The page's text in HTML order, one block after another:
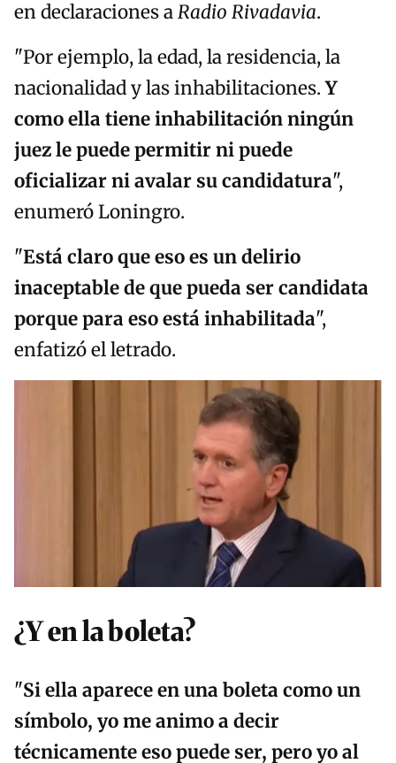
en declaraciones aRadio Rivadavia.
"Por ejemplo, la edad, la residencia, la
nacionalidad y las inhabilitaciones.Y
como ella tiene inhabilitación ningún
juez le puede permitir ni puede
oficializar ni avalar su candidatura",
enumeró Loningro.
"Está claro que eso es un delirio
inaceptable de que pueda ser candidata
porque para eso está inhabilitada",
enfatizó el letrado.
¿Y en la boleta?
"Si ella aparece en una boleta como un
símbolo, yo me animo a decir
técnicamente eso puede ser, pero yo al